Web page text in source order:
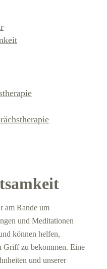
am Rande um
und Meditationen
können helfen,
Griff zu bekommen. Eine
und unserer